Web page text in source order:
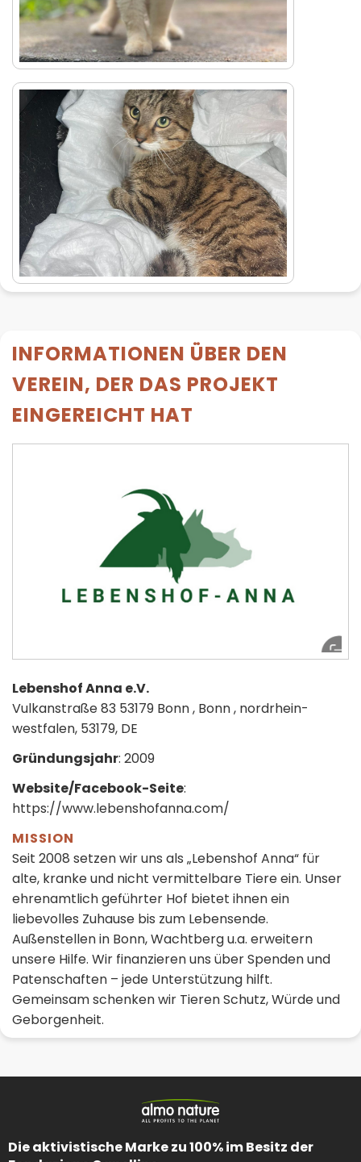
INFORMATIONEN ÜBER DEN
VEREIN, DER DAS PROJEKT
EINGEREICHT HAT
Lebenshof Anna e.V.
Vulkanstraße 83 53179 Bonn , Bonn , nordrhein-
westfalen, 53179, DE
Gründungsjahr: 2009
Website/Facebook-Seite:
https://www.lebenshofanna.com/
MISSION
Seit 2008 setzen wir uns als „Lebenshof Anna“ für
alte, kranke und nicht vermittelbare Tiere ein. Unser
ehrenamtlich geführter Hof bietet ihnen ein
liebevolles Zuhause bis zum Lebensende.
Außenstellen in Bonn, Wachtberg u.a. erweitern
unsere Hilfe. Wir finanzieren uns über Spenden und
Patenschaften – jede Unterstützung hilft.
Gemeinsam schenken wir Tieren Schutz, Würde und
Geborgenheit.
Die aktivistische Marke zu 100% im Besitz der